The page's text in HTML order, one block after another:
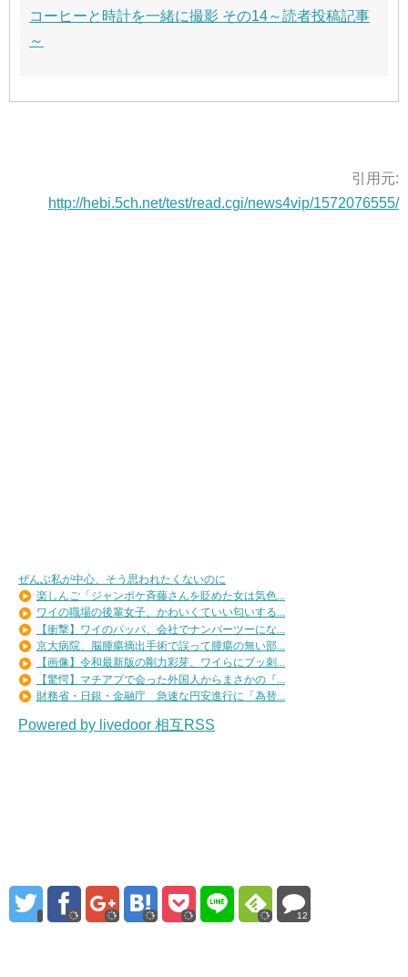
コーヒーと時計を一緒に撮影 その14～読者投稿記事
～
引用元:
http://hebi.5ch.net/test/read.cgi/news4vip/1572076555/
ぜんぶ私が中心、そう思われたくないのに
楽しんご「ジャンポケ斉藤さんを貶めた女は気色...
ワイの職場の後輩女子、かわいくていい匂いする...
【衝撃】ワイのパッパ、会社でナンバーツーにな...
京大病院、脳腫瘍摘出手術で誤って腫瘍の無い部...
【画像】令和最新版の剛力彩芽、ワイらにブッ刺...
【驚愕】マチアプで会った外国人からまさかの『...
財務省・日銀・金融庁 急速な円安進行に「為替...
Powered by livedoor 相互RSS
12